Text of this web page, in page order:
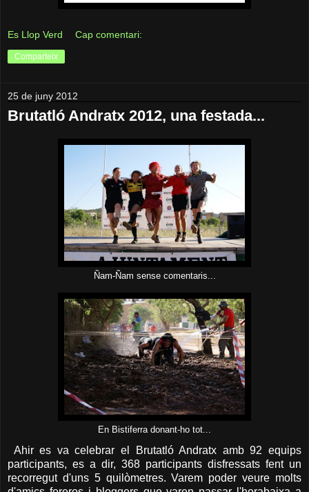
Es Llop Verd Cap comentari:
Comparteix
25 de juny 2012
Brutatló Andratx 2012, una festada...
Ñam-Ñam sense comentaris...
En Bistiferra donant-ho tot...
Ahir es va celebrar el Brutatló Andratx amb 92 equips
participants, es a dir, 368 participants disfressats fent un
recorregut d'uns 5 quilòmetres. Varem poder veure molts